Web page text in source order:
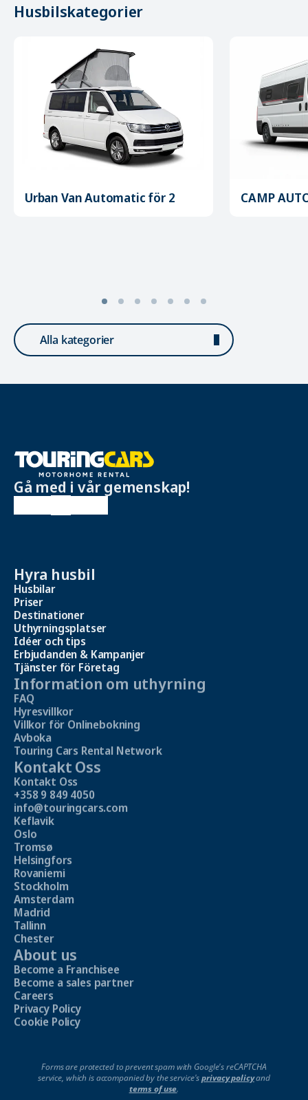
Husbilskategorier
Urban Van Automatic för 2 CAMP
Alla kategorier
Gå med i vår gemenskap!
Hyra husbil
Husbilar
Priser
Destinationer
Uthyrningsplatser
Idéer och tips
Erbjudanden & Kampanjer
Tjänster för Företag
Information om uthyrning
FAQ
Hyresvillkor
Villkor för Onlinebokning
Avboka
Touring Cars Rental Network
Kontakt Oss
Kontakt Oss
+358 9 849 4050
info@touringcars.com
Keflavik
Oslo
Tromsø
Helsingfors
Rovaniemi
Stockholm
Amsterdam
Madrid
Tallinn
Chester
About us
Become a Franchisee
Become a sales partner
Careers
Privacy Policy
Cookie Policy
Forms are protected to prevent spam with Google's reCAPTCHA
service, which is accompanied by the service'sprivacy policyand
terms of use.